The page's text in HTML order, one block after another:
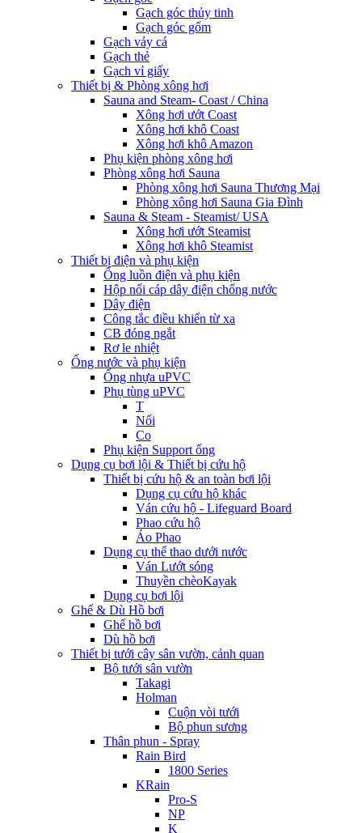
Gạch góc thủy tinh
Gạch góc gốm
Gạch vảy cá
Gạch thẻ
Gạch vỉ giấy
Thiết bị & Phòng xông hơi
Sauna and Steam- Coast / China
Xông hơi ướt Coast
Xông hơi khô Coast
Xông hơi khô Amazon
Phụ kiện phòng xông hơi
Phòng xông hơi Sauna
Phòng xông hơi Sauna Thương Mại
Phòng xông hơi Sauna Gia Đình
Sauna & Steam - Steamist/ USA
Xông hơi ướt Steamist
Xông hơi khô Steamist
Thiết bị điện và phụ kiện
Ống luồn điện và phụ kiện
Hộp nối cáp dây điện chống nước
Dây điện
Công tắc điều khiển từ xa
CB đóng ngắt
Rơ le nhiệt
Ống nước và phụ kiện
Ống nhựa uPVC
Phụ tùng uPVC
T
Nối
Co
Phụ kiện Support ống
Dụng cụ bơi lội & Thiết bị cứu hộ
Thiết bị cứu hộ & an toàn bơi lội
Dụng cụ cứu hộ khác
Ván cứu hộ - Lifeguard Board
Phao cứu hộ
Áo Phao
Dụng cụ thể thao dưới nước
Ván Lướt sóng
Thuyền chèoKayak
Dụng cụ bơi lội
Ghế & Dù Hồ bơi
Ghế hồ bơi
Dù hồ bơi
Thiết bị tưới cây sân vườn, cảnh quan
Bộ tưới sân vườn
Takagi
Holman
Cuộn vòi tưới
Bộ phun sương
Thân phun - Spray
Rain Bird
1800 Series
KRain
Pro-S
NP
K